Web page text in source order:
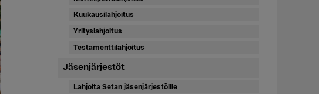
Kuukausilahjoitus
Yrityslahjoitus
Testamenttilahjoitus
Jäsenjärjestöt
Lahjoita Setan jäsenjärjestöille